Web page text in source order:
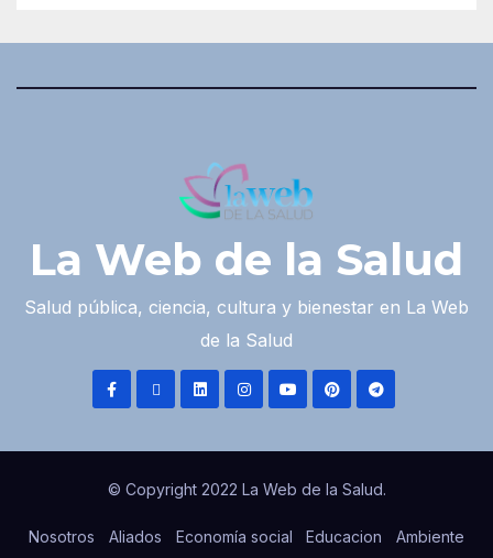
La Web de la Salud
Salud pública, ciencia, cultura y bienestar en La Web
de la Salud
© Copyright 2022 La Web de la Salud.
Nosotros Aliados Economía social Educacion Ambiente